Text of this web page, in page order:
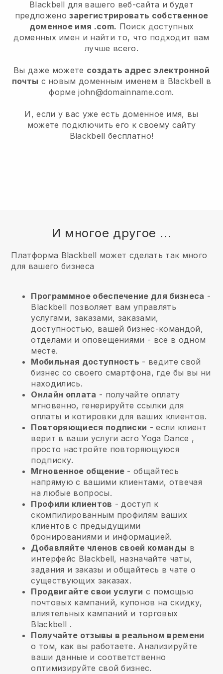
Blackbell для вашего веб-сайта и будет
предложенозарегистрировать собственное
доменное имя .com. Поиск доступных
доменных имен и найти то, что подходит вам
лучше всего.
Вы даже можете создать адрес электронной
почты с новым доменным именем в Blackbell в
форме john@domainname.com.
И, если у вас уже есть доменное имя, вы
можете подключить его к своему сайту
Blackbell бесплатно!
И многое другое ...
Платформа Blackbell может сделать так много
для вашего бизнеса
Программное обеспечение для бизнеса -
Blackbell позволяет вам управлять
услугами, заказами, заказами,
доступностью, вашей бизнес-командой,
отделами и оповещениями - все в одном
месте.
Мобильная доступность - ведите свой
бизнес со своего смартфона, где бы вы ни
находились.
Онлайн оплата - получайте оплату
мгновенно, генерируйте ссылки для
оплаты и котировки для ваших клиентов.
Повторяющиеся подписки -если клиент
верит в ваши услуги acro Yoga Dance ,
просто настройте повторяющуюся
подписку.
Мгновенное общение - общайтесь
напрямую с вашими клиентами, отвечая
на любые вопросы.
Профили клиентов - доступ к
скомпилированным профилям ваших
клиентов с предыдущими
бронированиями и информацией.
Добавляйте членов своей команды в
интерфейс Blackbell, назначайте чаты,
задания и заказы и общайтесь в чате о
существующих заказах.
Продвигайте свои услуги с помощью
почтовых кампаний, купонов на скидку,
влиятельных кампаний и торговых
Blackbell .
Получайте отзывы в реальном времени
о том, как вы работаете. Анализируйте
ваши данные и соответственно
оптимизируйте свой бизнес.